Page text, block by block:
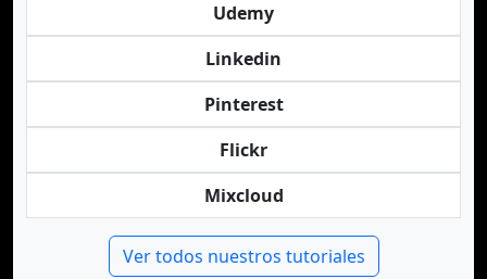
Udemy
Linkedin
Pinterest
Flickr
Mixcloud
Ver todos nuestros tutoriales